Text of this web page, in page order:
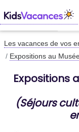
Les vacances de vos
Expositions au
Expositions
(Séjours